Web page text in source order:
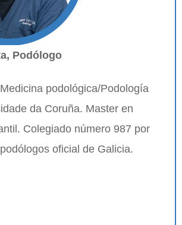
Podólogo
podológica/Podología
da Coruña. Master en
Colegiado número 987 por
oficial de Galicia.